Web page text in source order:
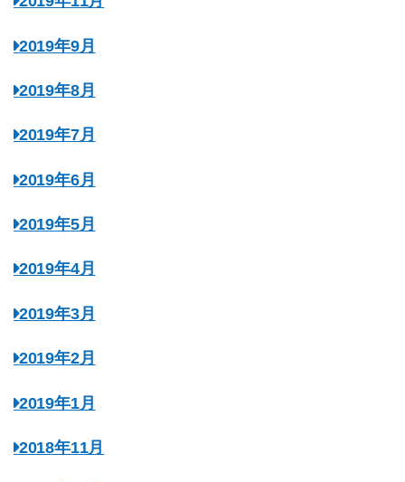
2019年9月
2019年8月
2019年7月
2019年6月
2019年5月
2019年4月
2019年3月
2019年2月
2019年1月
2018年11月